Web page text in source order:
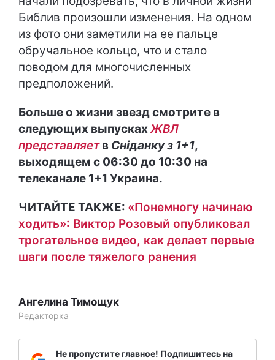
Библив произошли изменения. На одном
из фото они заметили на ее пальце
обручальное кольцо, что и стало
поводом для многочисленных
предположений.
Больше о жизни звезд смотрите в
следующих выпускахЖВЛ
представляетв Сніданку з 1+1,
выходящем с 06:30 до 10:30 на
телеканале 1+1 Украина.
ЧИТАЙТЕ ТАКЖЕ: «Понемногу начинаю
ходить»: Виктор Розовый опубликовал
трогательное видео, как делает первые
шаги после тяжелого ранения
Ангелина Тимощук
Редакторка
Не пропустите главное! Подпишитесь на